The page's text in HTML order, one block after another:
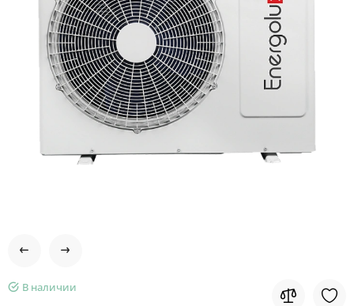
В наличии